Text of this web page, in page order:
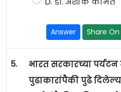
Answer Share
5.
भारत सरकारच्या पर्यटन
पुढाकारांपैकी पुढे